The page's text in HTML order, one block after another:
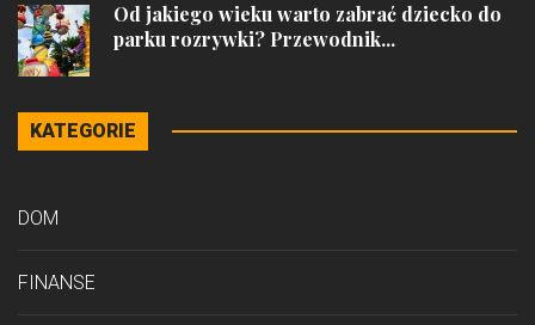
Od jakiego wieku warto zabrać dziecko do
parku rozrywki? Przewodnik...
KATEGORIE
DOM
FINANSE